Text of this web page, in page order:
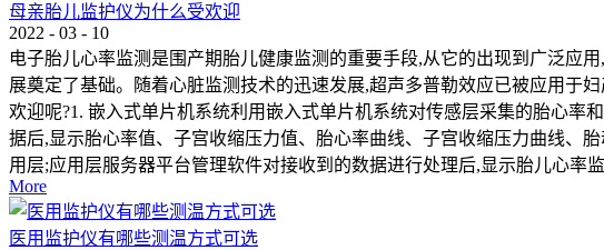
母亲胎儿监护仪为什么受欢迎
2022 - 03 - 10
电子胎儿心率监测是围产期胎儿健康监测的重要手段,从它的出现到广泛应
展奠定了基础。随着心脏监测技术的迅速发展,超声多普勒效应已被应用于
欢迎呢?1. 嵌入式单片机系统利用嵌入式单片机系统对传感层采集的胎心
据后,显示胎心率值、子宫收缩压力值、胎心率曲线、子宫收缩压力曲线、
用层;应用层服务器平台管理软件对接收到的数据进行处理后,显示胎儿心率
More
医用监护仪有哪些测温方式可选